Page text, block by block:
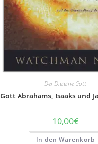
Der Dreieine Gott
Gott Abrahams, Isaaks und
10,00€
In den Warenkorb